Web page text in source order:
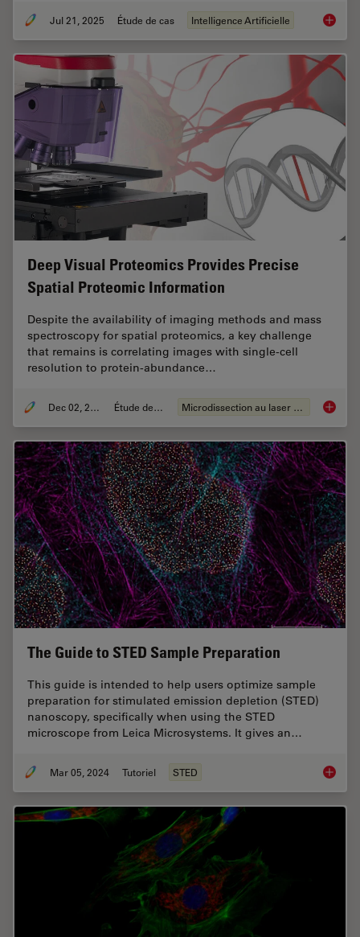
Jul 21, 2025 Étude de cas Intelligence Artificielle
Deep Visual Proteomics Provides Precise
Spatial Proteomic Information
Despite the availability of imaging methods and mass
spectroscopy for spatial proteomics, a key challenge
that remains is correlating images with single-cell
resolution to protein-abundance…
Dec 02, 2024 Étude de cas Microdissection au laser (LMD) Deep
The Guide to STED Sample Preparation
This guide is intended to help users optimize sample
preparation for stimulated emission depletion (STED)
nanoscopy, specifically when using the STED
microscope from Leica Microsystems. It gives an…
Mar 05, 2024 Tutoriel STED The